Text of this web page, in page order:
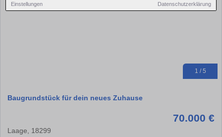
Einstellungen Datenschutzerklärung
1 / 5
Baugrundstück für dein neues Zuhause
70.000 €
Laage, 18299